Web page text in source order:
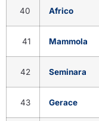
40 Africo
41 Mammola
42 Seminara
43 Gerace